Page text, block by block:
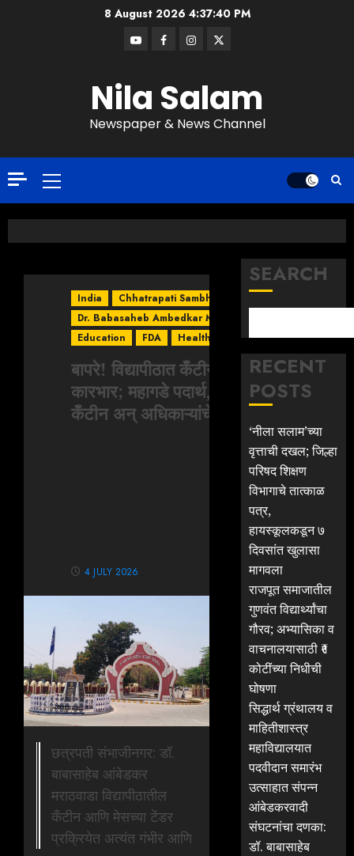
8 August 2026 4:37:40 PM
Nila Salam
Newspaper & News Channel
India
Chhatrapati Sambhajinagar
Dr. Babasaheb Ambedkar Marathwada University
Education
FDA Health Maharashtra
बापरे! विद्यापीठात कँटीनचा बोगस
कारभार; महागडे पदार्थ, विनापरवाना
कँटीन अन् अधिकाऱ्यांचे संगनमत!
4 JULY 2026
छत्रपती संभाजीनगर: डॉ.
बाबासाहेब आंबेडकर
मराठवाडा विद्यापीठातील
कँटीन आणि मेसच्या टेंडर
प्रक्रियेत अत्यंत गंभीर आणि
SEARCH
RECENT
POSTS
‘नीला सलाम’च्या
वृत्ताची दखल; जिल्हा
परिषद शिक्षण
विभागाचे तात्काळ
पत्र,
हायस्कूलकडून ७
दिवसांत खुलासा
मागवला
राजपूत समाजातील
गुणवंत विद्यार्थ्यांचा
गौरव; अभ्यासिका व
वाचनालयासाठी ₹१
कोटींच्या निधीची
घोषणा
सिद्धार्थ ग्रंथालय व
माहितीशास्त्र
महाविद्यालयात
पदवीदान समारंभ
उत्साहात संपन्न
आंबेडकरवादी
संघटनांचा दणका:
डॉ. बाबासाहेब